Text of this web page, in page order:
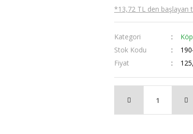
*13,72 TL den başlayan
Kategori
Stok Kodu
Fiyat